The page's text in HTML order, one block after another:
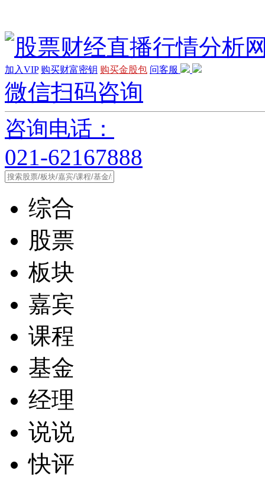
加入VIP 购买财富密钥 购买金股包 问客服
微信扫码咨询
咨询电话：
021-62167888
综合
股票
板块
嘉宾
课程
基金
经理
说说
快评